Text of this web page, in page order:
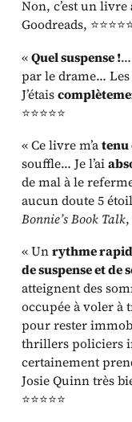
Non, c’est un livre
Goodreads,
«Quel suspense !
par le drame… Les
J’étais
⭐⭐⭐⭐⭐
« Ce livre m’atenu
souffle… Je l’ai
de mal à le
aucun doute 5
Bonnie’s Book Talk,
« Unrythme
de suspense et de
atteignent des
occupée à voler à
pour rester
thrillers policiers
certainement
Josie Quinn très
⭐⭐⭐⭐⭐